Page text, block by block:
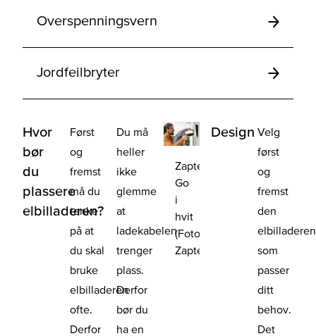
Overspenningsvern
Jordfeilbryter
Hvor
bør
du
plassere
elbilladeren?
Først
og
fremst
må du
tenke
på at
du skal
bruke
elbilladeren
ofte.
Derfor
Du må
heller
ikke
glemme
at
ladekabelen
trenger
plass.
Derfor
bør du
ha en
Zaptec
Go
i
hvit
(Foto:
Zaptec)
Design Velg
først
og
fremst
den
elbilladeren
som
passer
ditt
behov.
Det